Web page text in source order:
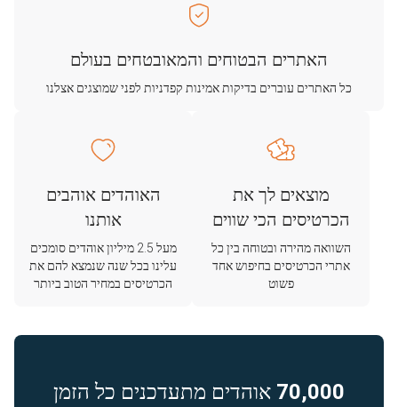
האתרים הבטוחים והמאובטחים בעולם
כל האתרים עוברים בדיקות אמינות קפדניות לפני שמוצגים אצלנו
מוצאים לך את
הכרטיסים הכי שווים
השוואה מהירה ובטוחה בין כל
אתרי הכרטיסים בחיפוש אחד
פשוט
האוהדים אוהבים
אותנו
מעל 2.5 מיליון אוהדים סומכים
עלינו בכל שנה שנמצא להם את
הכרטיסים במחיר הטוב ביותר
70,000 אוהדים מתעדכנים כל הזמן